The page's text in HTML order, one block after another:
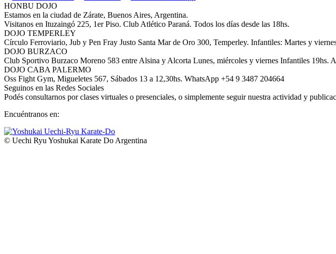
Facebook
X
HONBU DOJO
Estamos en la ciudad de Zárate, Buenos Aires, Argentina.
Visitanos en Ituzaingó 225, 1er Piso. Club Atlético Paraná. Todos los días desde las 18hs.
DOJO TEMPERLEY
Círculo Ferroviario, Jub y Pen Fray Justo Santa Mar de Oro 300, Temperley. Infantiles: Martes y
DOJO BURZACO
Club Sportivo Burzaco Moreno 583 entre Alsina y Alcorta Lunes, miércoles y viernes Infantiles 19hs.
DOJO CABA PALERMO
Oss Fight Gym, Migueletes 567, Sábados 13 a 12,30hs. WhatsApp +54 9 3487 204664
Seguinos en las Redes Sociales
Podés consultarnos por clases virtuales o presenciales, o simplemente seguir nuestra actividad y
Encuéntranos en:
Facebook
page
YouTube
page
Instagram
page
Whatsapp
page
© Uechi Ryu Yoshukai Karate Do Argentina